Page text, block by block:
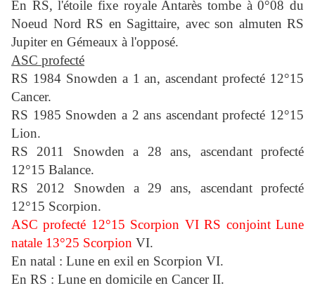
En RS, l'étoile fixe royale Antarès tombe à 0°08 du
Noeud Nord RS en Sagittaire, avec son almuten RS
Jupiter en Gémeaux à l'opposé.
ASC profecté
RS 1984 Snowden a 1 an, ascendant profecté 12°15
Cancer.
RS 1985 Snowden a 2 ans ascendant profecté 12°15
Lion.
RS 2011 Snowden a 28 ans, ascendant profecté
12°15 Balance.
RS 2012 Snowden a 29 ans, ascendant profecté
12°15 Scorpion.
ASC profecté 12°15 Scorpion VI RS conjoint Lune
natale 13°25 Scorpion VI.
En natal : Lune en exil en Scorpion VI.
En RS : Lune en domicile en Cancer II.